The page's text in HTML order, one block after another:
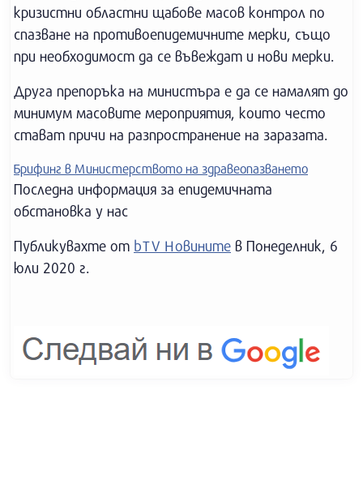
кризистни областни щабове масов контрол по
спазване на противоепидемичните мерки, също
при необходимост да се въвеждат и нови мерки.
Друга препоръка на министъра е да се намалят до
минимум масовите мероприятия, които често
стават причи на разпространение на заразата.
Брифинг в Министерството на здравеопазването
Последна информация за епидемичната
обстановка у нас
Публикувахте от bTV Новините в Понеделник, 6
юли 2020 г.